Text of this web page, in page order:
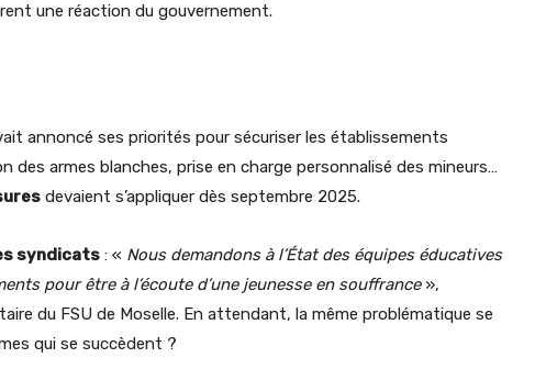
une réaction du gouvernement.
annoncé ses priorités pour sécuriser les établissements
des armes blanches, prise en charge personnalisé des mineurs…
devaient s’appliquer dès septembre 2025.
syndicats : « Nous demandons à l’État des équipes éducatives
pour être à l’écoute d’une jeunesse en souffrance »,
du FSU de Moselle. En attendant, la même problématique se
qui se succèdent ?